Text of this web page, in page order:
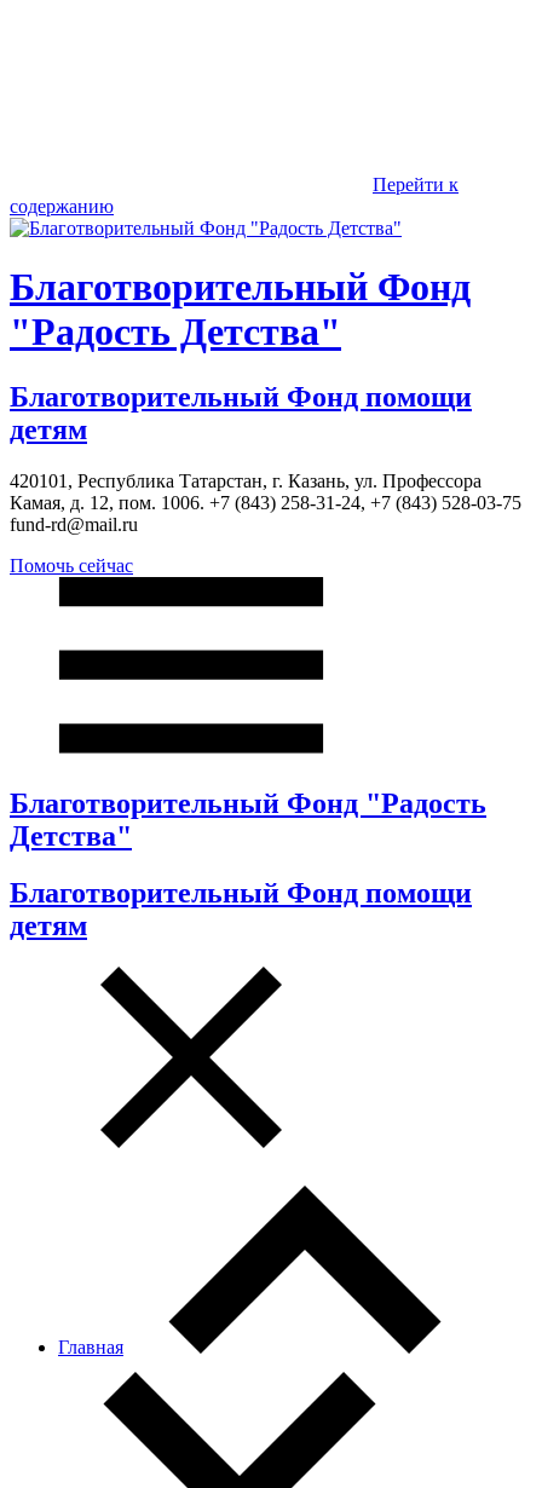
Перейти к
содержанию
Благотворительный Фонд
"Радость Детства"
Благотворительный Фонд помощи
детям
420101, Республика Татарстан, г. Казань, ул. Профессора
Камая, д. 12, пом. 1006. +7 (843) 258-31-24, +7 (843) 528-03-75
fund-rd@mail.ru
Помочь сейчас
Благотворительный Фонд "Радость
Детства"
Благотворительный Фонд помощи
детям
Главная